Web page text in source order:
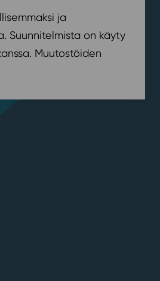
ja
Suunnitelmista on käyty
Muutostöiden